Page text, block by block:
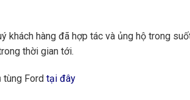
khách hàng đã hợp tác và ủng hộ trong
thời gian tới.
tùng Ford tại đây